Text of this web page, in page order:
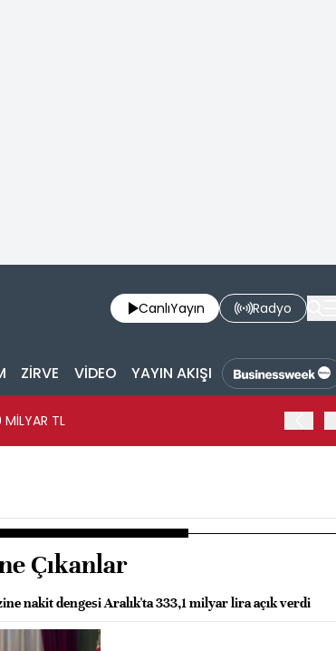
CanlıYayın Radyo
ZİRVE VİDEO YAYIN AKIŞI
MİLYAR TL
Çıkanlar
nakit dengesi Aralık'ta 333,1 milyar lira açık verdi